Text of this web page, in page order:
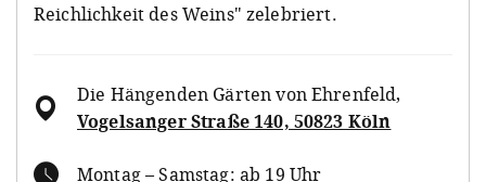
Reichlichkeit des Weins" zelebriert.
Die Hängenden Gärten von Ehrenfeld,
Vogelsanger Straße 140, 50823 Köln
Montag – Samstag: ab 19 Uhr